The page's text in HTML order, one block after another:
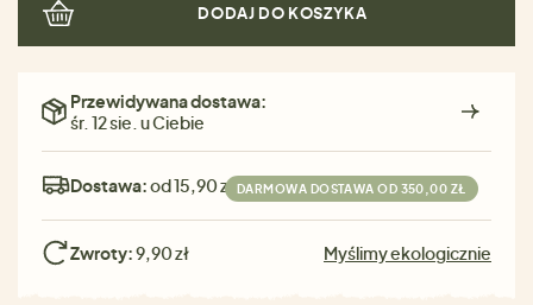
DODAJ DO KOSZYKA
Przewidywana dostawa:
śr. 12 sie. u Ciebie
Dostawa:od 15,90 zł DARMOWA DOSTAWA OD 350,00 ZŁ
Zwroty:9,90 zł Myślimy ekologicznie